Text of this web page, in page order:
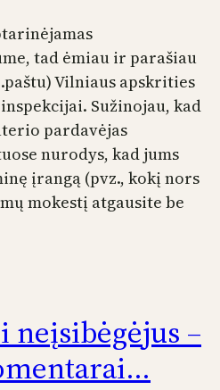
tad ėmiau ir parašiau
Vilniaus apskrities
Sužinojau, kad
pardavėjas
nurodys, kad jums
įrangą (pvz., kokį nors
mokestį atgausite be
neįsibėgėjus –